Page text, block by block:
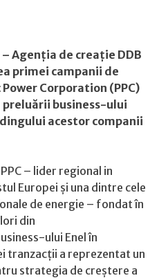
Agenția de creație DDB
primei campanii de
Corporation (PPC)
preluării business-ului
acestor companii
– lider regional in
Europei și una dintre cele
de energie – fondat în
din
ului Enel în
tranzacții a reprezentat un
strategia de creștere a